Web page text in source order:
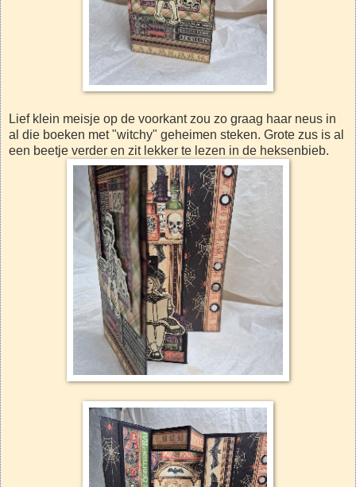
Lief klein meisje op de voorkant zou zo graag haar neus in
al die boeken met "witchy" geheimen steken. Grote zus is al
een beetje verder en zit lekker te lezen in de heksenbieb.